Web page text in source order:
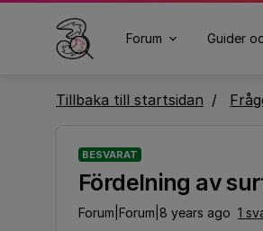
Forum Guider
Tillbaka till startsidan
BESVARAT
Fördelning av
Forum|Forum|8 years ago 1